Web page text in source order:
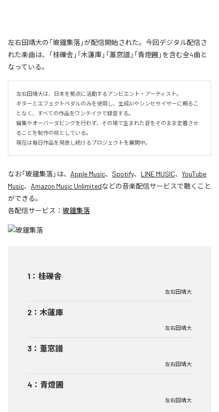
左右田靖大の「玻鐘集落」が配信開始された。今回デジタル配信さ
れた楽曲は、「桂礫舎」「木蓮庫」「葦窓譜」「青燈圃」を含む全4曲と
なっている。
左右田靖大は、日本を拠点に活動するアンビエント・アーティスト。
ギターとエフェクトペダルのみを使用し、生成AIやシンセサイザーに頼るこ
となく、すべての作品をワンテイクで録音する。
編集やオーバーダビングを行わず、その場で生まれた音をそのまま定着させ
ることを制作の核としている。
現在は毎日作品を発表し続けるプロジェクトを展開中。
なお「玻鐘集落」は、 Apple Music、 Spotify、 LINE MUSIC、 YouTube
Music、 Amazon Music Unlimitedなどの音楽配信サービスで聴くこと
ができる。
各配信サービス： 玻鐘集落
1 ： 桂礫舎
左右田靖大
2 ： 木蓮庫
左右田靖大
3 ： 葦窓譜
左右田靖大
4 ： 青燈圃
左右田靖大